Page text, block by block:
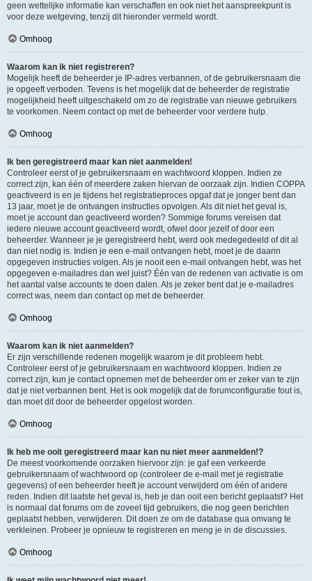
geen wettelijke informatie kan verschaffen en ook niet het aanspreekpunt is
voor deze wetgeving, tenzij dit hieronder vermeld wordt.
Omhoog
Waarom kan ik niet registreren?
Mogelijk heeft de beheerder je IP-adres verbannen, of de gebruikersnaam die
je opgeeft verboden. Tevens is het mogelijk dat de beheerder de registratie
mogelijkheid heeft uitgeschakeld om zo de registratie van nieuwe gebruikers
te voorkomen. Neem contact op met de beheerder voor verdere hulp.
Omhoog
Ik ben geregistreerd maar kan niet aanmelden!
Controleer eerst of je gebruikersnaam en wachtwoord kloppen. Indien ze
correct zijn, kan één of meerdere zaken hiervan de oorzaak zijn. Indien COPPA
geactiveerd is en je tijdens het registratieproces opgaf dat je jonger bent dan
13 jaar, moet je de ontvangen instructies opvolgen. Als dit niet het geval is,
moet je account dan geactiveerd worden? Sommige forums vereisen dat
iedere nieuwe account geactiveerd wordt, ofwel door jezelf of door een
beheerder. Wanneer je je geregistreerd hebt, werd ook medegedeeld of dit al
dan niet nodig is. Indien je een e-mail ontvangen hebt, moet je de daarin
opgegeven instructies volgen. Als je nooit een e-mail ontvangen hebt, was het
opgegeven e-mailadres dan wel juist? Één van de redenen van activatie is om
het aantal valse accounts te doen dalen. Als je zeker bent dat je e-mailadres
correct was, neem dan contact op met de beheerder.
Omhoog
Waarom kan ik niet aanmelden?
Er zijn verschillende redenen mogelijk waarom je dit probleem hebt.
Controleer eerst of je gebruikersnaam en wachtwoord kloppen. Indien ze
correct zijn, kun je contact opnemen met de beheerder om er zeker van te zijn
dat je niet verbannen bent. Het is ook mogelijk dat de forumconfiguratie fout is,
dan moet dit door de beheerder opgelost worden.
Omhoog
Ik heb me ooit geregistreerd maar kan nu niet meer aanmelden!?
De meest voorkomende oorzaken hiervoor zijn: je gaf een verkeerde
gebruikersnaam of wachtwoord op (controleer de e-mail met je registratie
gegevens) of een beheerder heeft je account verwijderd om één of andere
reden. Indien dit laatste het geval is, heb je dan ooit een bericht geplaatst? Het
is normaal dat forums om de zoveel tijd gebruikers, die nog geen berichten
geplaatst hebben, verwijderen. Dit doen ze om de database qua omvang te
verkleinen. Probeer je opnieuw te registreren en meng je in de discussies.
Omhoog